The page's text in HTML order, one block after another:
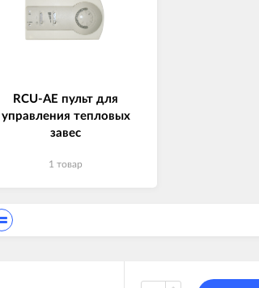
RCU-AE пульт для
управления тепловых
завес
1 товар